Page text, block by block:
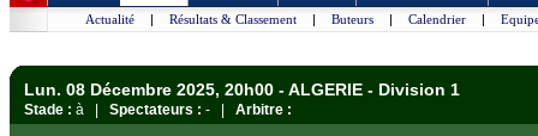
Actualité | Résultats & Classement | Buteurs | Calendrier |
Lun. 08 Décembre 2025, 20h00 - ALGERIE - Division 1
Stade : à | Spectateurs : - | Arbitre :